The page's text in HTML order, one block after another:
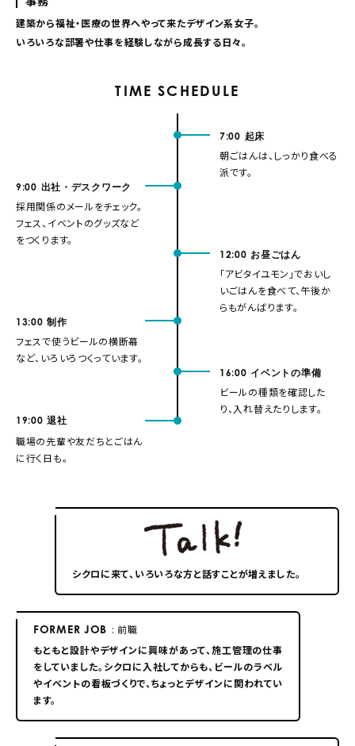
建築から福祉・医療の世界へやって来たデザイン系女子。
いろいろな部署や仕事を経験しながら成長する日々。
TIME SCHEDULE
7:00 起床
朝ごはんは、しっかり食べる
派です。
9:00 出社・デスクワーク
採用関係のメールをチェック。
フェス、イベントのグッズなど
をつくります。
12:00 お昼ごはん
「アビタイユモン」でおいし
いごはんを食べて、午後か
らもがんばります。
13:00 制作
フェスで使うビールの横断幕
など、いろいろつくっています。
16:00 イベントの準備
ビールの種類を確認した
り、入れ替えたりします。
19:00 退社
職場の先輩や友だちとごはん
に行く日も。
シクロに来て、いろいろな方と話すことが増えました。
FORMER JOB : 前職
もともと設計やデザインに興味があって、施工管理の仕事
をしていました。シクロに入社してからも、ビールのラベル
やイベントの看板づくりで、ちょっとデザインに関われてい
ます。